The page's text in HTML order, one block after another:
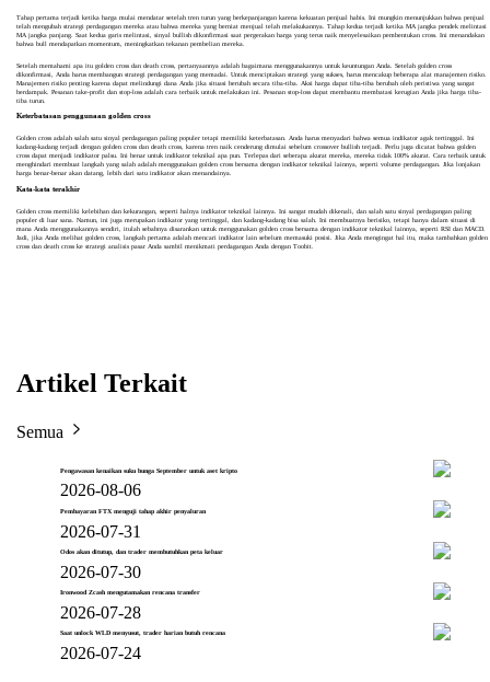
Tahap pertama terjadi ketika harga mulai mendatar setelah tren turun yang berkepanjangan karena kekuatan penjual habis. Ini mungkin menunjukkan bahwa penjual
telah mengubah strategi perdagangan mereka atau bahwa mereka yang berniat menjual telah melakukannya. Tahap kedua terjadi ketika MA jangka pendek melintasi
MA jangka panjang. Saat kedua garis melintasi, sinyal bullish dikonfirmasi saat pergerakan harga yang terus naik menyelesaikan pembentukan cross. Ini menandakan
bahwa bull mendapatkan momentum, meningkatkan tekanan pembelian mereka.
Setelah memahami apa itu golden cross dan death cross, pertanyaannya adalah bagaimana menggunakannya untuk keuntungan Anda. Setelah golden cross
dikonfirmasi, Anda harus membangun strategi perdagangan yang memadai. Untuk menciptakan strategi yang sukses, harus mencakup beberapa alat manajemen risiko.
Manajemen risiko penting karena dapat melindungi dana Anda jika situasi berubah secara tiba-tiba. Aksi harga dapat tiba-tiba berubah oleh peristiwa yang sangat
berdampak. Pesanan take-profit dan stop-loss adalah cara terbaik untuk melakukan ini. Pesanan stop-loss dapat membantu membatasi kerugian Anda jika harga tiba-
tiba turun.
Keterbatasan penggunaan golden cross
Golden cross adalah salah satu sinyal perdagangan paling populer tetapi memiliki keterbatasan. Anda harus menyadari bahwa semua indikator agak tertinggal. Ini
kadang-kadang terjadi dengan golden cross dan death cross, karena tren naik cenderung dimulai sebelum crossover bullish terjadi. Perlu juga dicatat bahwa golden
cross dapat menjadi indikator palsu. Ini benar untuk indikator teknikal apa pun. Terlepas dari seberapa akurat mereka, mereka tidak 100% akurat. Cara terbaik untuk
menghindari membuat langkah yang salah adalah menggunakan golden cross bersama dengan indikator teknikal lainnya, seperti volume perdagangan. Jika lonjakan
harga benar-benar akan datang, lebih dari satu indikator akan menandainya.
Kata-kata terakhir
Golden cross memiliki kelebihan dan kekurangan, seperti halnya indikator teknikal lainnya. Ini sangat mudah dikenali, dan salah satu sinyal perdagangan paling
populer di luar sana. Namun, ini juga merupakan indikator yang tertinggal, dan kadang-kadang bisa salah. Ini membuatnya berisiko, tetapi hanya dalam situasi di
mana Anda menggunakannya sendiri, itulah sebabnya disarankan untuk menggunakan golden cross bersama dengan indikator teknikal lainnya, seperti RSI dan MACD.
Jadi, jika Anda melihat golden cross, langkah pertama adalah mencari indikator lain sebelum memasuki posisi. Jika Anda mengingat hal itu, maka tambahkan golden
cross dan death cross ke strategi analisis pasar Anda sambil menikmati perdagangan Anda dengan Toobit.
Artikel Terkait
Semua
Pengawasan kenaikan suku bunga September untuk aset kripto
2026-08-06
Pembayaran FTX menguji tahap akhir penyaluran
2026-07-31
Odos akan ditutup, dan trader membutuhkan peta keluar
2026-07-30
Ironwood Zcash mengutamakan rencana transfer
2026-07-28
Saat unlock WLD menyusut, trader harian butuh rencana
2026-07-24